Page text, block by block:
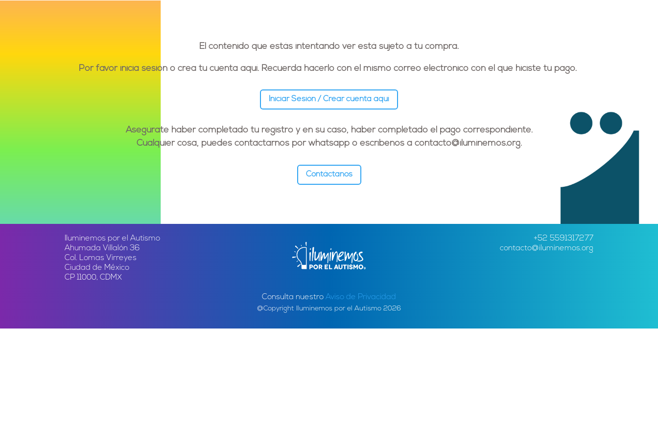
El contenido que estás intentando ver está sujeto a tu compra.
Por favor inicia sesión o crea tu cuenta aquí. Recuerda hacerlo con el mismo correo electrónico con el que hiciste tu pago.
Iniciar Sesión / Crear cuenta aquí
Asegúrate haber completado tu registro y en su caso, haber completado el pago correspondiente.
Cualquier cosa, puedes contactarnos por whatsapp o escríbenos a contacto@iluminemos.org.
Contáctanos
Iluminemos por el Autismo
Ahumada Villalón 36
Col. Lomas Virreyes
Ciudad de México
CP 11000, CDMX
+52 5591317277
contacto@iluminemos.org
Consulta nuestro Aviso de Privacidad
@Copyright Iluminemos por el Autismo 2026